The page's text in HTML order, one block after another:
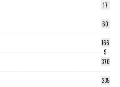
17
60
166
9
370
235